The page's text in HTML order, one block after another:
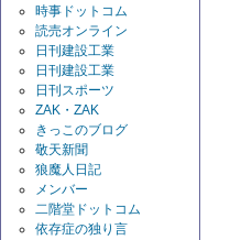
時事ドットコム
読売オンライン
日刊建設工業
日刊建設工業
日刊スポーツ
ZAK・ZAK
きっこのブログ
敬天新聞
狼魔人日記
メンバー
二階堂ドットコム
依存症の独り言